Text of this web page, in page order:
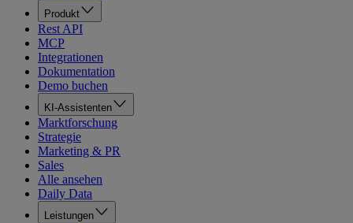
Produkt
Rest API
MCP
Integrationen
Dokumentation
Demo buchen
KI-Assistenten
Marktforschung
Strategie
Marketing & PR
Sales
Alle ansehen
Daily Data
Leistungen